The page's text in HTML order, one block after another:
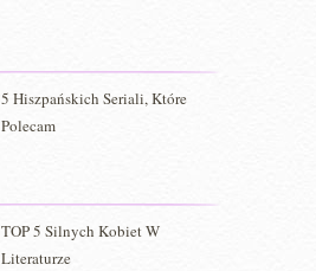
5 Hiszpańskich Seriali, Które
Polecam
TOP 5 Silnych Kobiet W
Literaturze